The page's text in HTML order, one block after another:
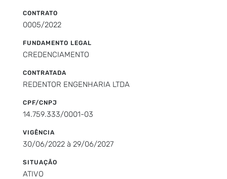
CONTRATO
0005/2022
FUNDAMENTO LEGAL
CREDENCIAMENTO
CONTRATADA
REDENTOR ENGENHARIA LTDA
CPF/CNPJ
14.759.333/0001-03
VIGÊNCIA
30/06/2022 à 29/06/2027
SITUAÇÃO
ATIVO